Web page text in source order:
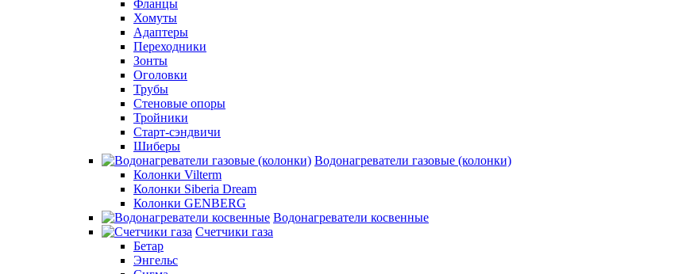
Фланцы
Хомуты
Адаптеры
Переходники
Зонты
Оголовки
Трубы
Стеновые опоры
Тройники
Старт-сэндвичи
Шиберы
Водонагреватели газовые (колонки)
Колонки Vilterm
Колонки Siberia Dream
Колонки GENBERG
Водонагреватели косвенные
Счетчики газа
Бетар
Энгельс